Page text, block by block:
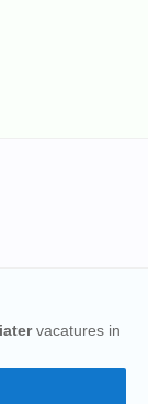
vacatures in